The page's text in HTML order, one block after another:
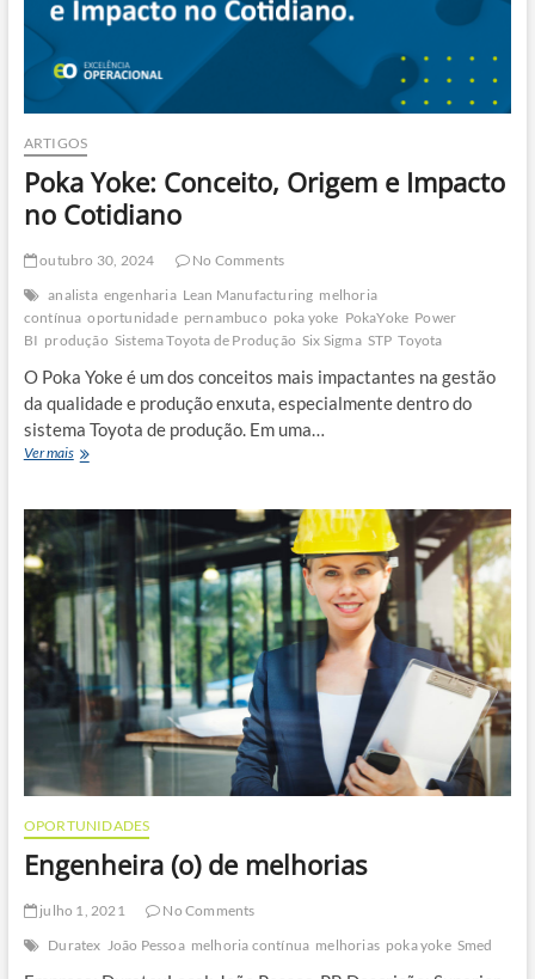
ARTIGOS
Poka Yoke: Conceito, Origem e Impacto
no Cotidiano
outubro 30, 2024
No Comments
analista engenharia Lean Manufacturing melhoria
contínua oportunidade pernambuco poka yoke PokaYoke Power
BI produção Sistema Toyota de Produção Six Sigma STP Toyota
O Poka Yoke é um dos conceitos mais impactantes na gestão
da qualidade e produção enxuta, especialmente dentro do
sistema Toyota de produção. Em uma…
Ver maisPoka
Origem
Impacto
no
Cotidiano
OPORTUNIDADES
Engenheira (o) de melhorias
julho 1, 2021
No Comments
Duratex João Pessoa melhoria contínua melhorias poka yoke Smed